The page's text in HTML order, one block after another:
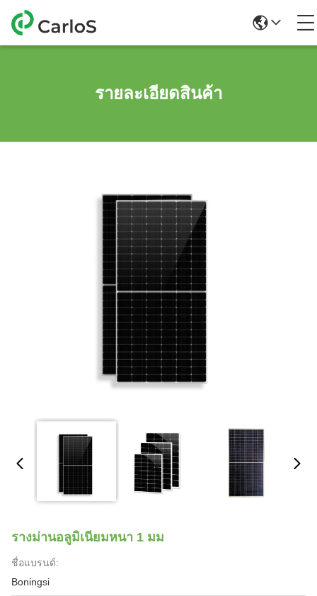
รายละเอียดสินค้า
รางม่านอลูมิเนียมหนา 1 มม
ชื่อแบรนด์:
Boningsi